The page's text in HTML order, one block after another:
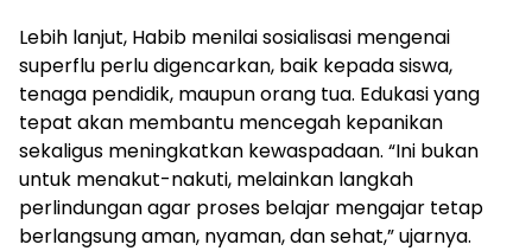
Lebih lanjut, Habib menilai sosialisasi mengenai
superflu perlu digencarkan, baik kepada siswa,
tenaga pendidik, maupun orang tua. Edukasi yang
tepat akan membantu mencegah kepanikan
sekaligus meningkatkan kewaspadaan. “Ini bukan
untuk menakut-nakuti, melainkan langkah
perlindungan agar proses belajar mengajar tetap
berlangsung aman, nyaman, dan sehat,” ujarnya.